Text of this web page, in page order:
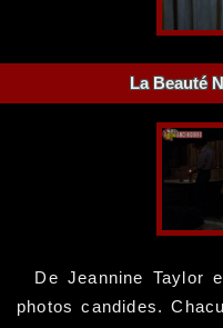
La Beauté
De Jeannine Taylor
photos candides.